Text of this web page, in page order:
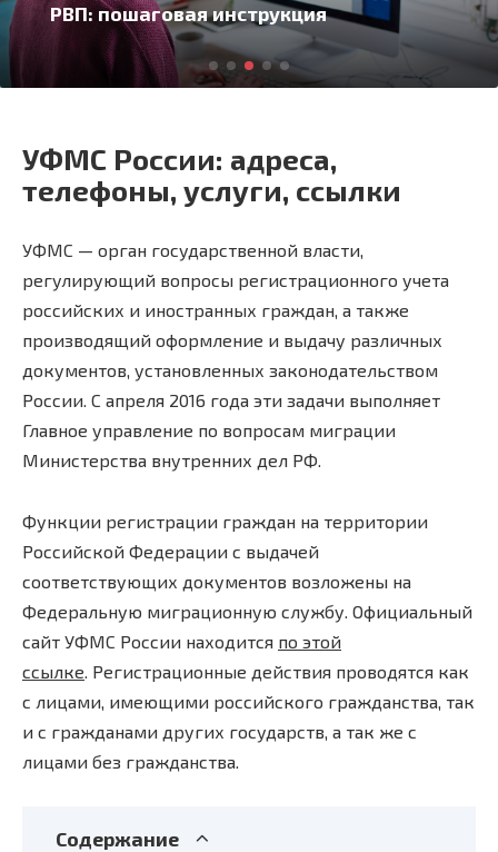
РВП: пошаговая инструкция
УФМС России: адреса,
телефоны, услуги, ссылки
УФМС — орган государственной власти,
регулирующий вопросы регистрационного учета
российских и иностранных граждан, а также
производящий оформление и выдачу различных
документов, установленных законодательством
России. С апреля 2016 года эти задачи выполняет
Главное управление по вопросам миграции
Министерства внутренних дел РФ.
Функции регистрации граждан на территории
Российской Федерации с выдачей
соответствующих документов возложены на
Федеральную миграционную службу. Официальный
сайт УФМС России находится по этой
ссылке . Регистрационные действия проводятся как
с лицами, имеющими российского гражданства, так
и с гражданами других государств, а так же с
лицами без гражданства.
Содержание